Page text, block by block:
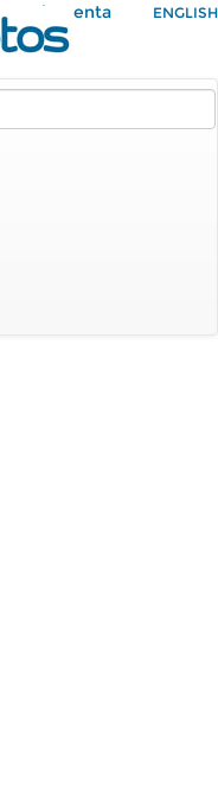
Mi Cuenta ENGLISH